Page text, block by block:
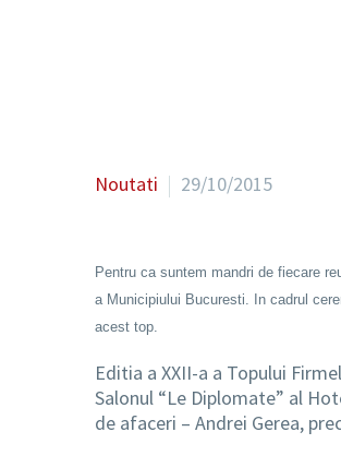
Noutati 29/10/2015
Pentru ca suntem mandri de fiecare
a Municipiului Bucuresti. In cadrul
acest top.
Editia a XXII-a a Topului
Salonul “Le Diplomate” al
de afaceri – Andrei Gerea,